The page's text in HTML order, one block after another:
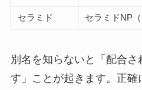
セラミド セラミドNP
別名を知らないと「配合さ
す」ことが起きます。正確